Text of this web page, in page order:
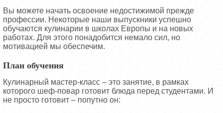
Вы можете начать освоение недостижимой прежде
профессии. Некоторые наши выпускники успешно
обучаются кулинарии в школах Европы и на новых
работах. Для этого понадобится немало сил, но
мотивацией мы обеспечим.
План обучения
Кулинарный мастер-класс – это занятие, в рамках
которого шеф-повар готовит блюда перед студентами. И
не просто готовит – попутно он: